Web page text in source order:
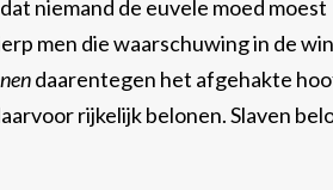
niemand de euvele moed moest
men die waarschuwing in de
daarentegen het afgehakte
rijkelijk belonen. Slaven